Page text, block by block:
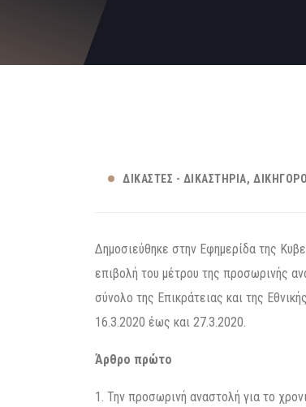
ΔΙΚΑΣΤΈΣ - ΔΙΚΑΣΤΉΡΙΑ ΔΙΚΗΓΌΡΟΙ
Δημοσιεύθηκε στην Εφημερίδα της
επιβολή του μέτρου της προσωρινής
σύνολο της Επικράτειας και της
16.3.2020 έως και 27.3.2020.
Άρθρο πρώτο
1. Την προσωρινή αναστολή για το